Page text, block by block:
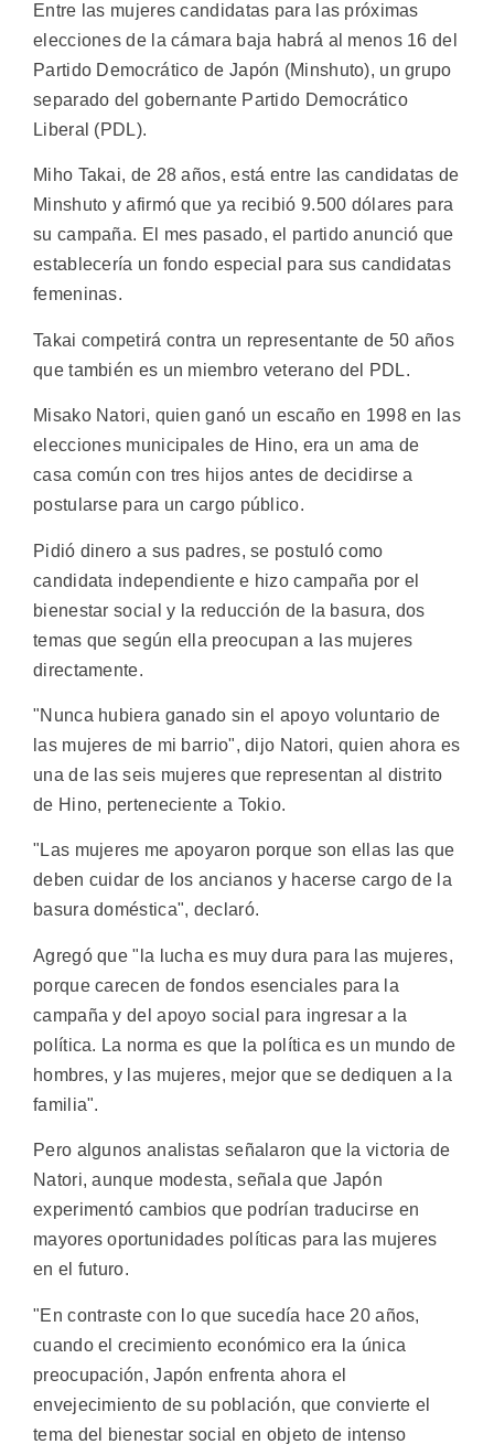
Entre las mujeres candidatas para las próximas
elecciones de la cámara baja habrá al menos 16 del
Partido Democrático de Japón (Minshuto), un grupo
separado del gobernante Partido Democrático
Liberal (PDL).
Miho Takai, de 28 años, está entre las candidatas de
Minshuto y afirmó que ya recibió 9.500 dólares para
su campaña. El mes pasado, el partido anunció que
establecería un fondo especial para sus candidatas
femeninas.
Takai competirá contra un representante de 50 años
que también es un miembro veterano del PDL.
Misako Natori, quien ganó un escaño en 1998 en las
elecciones municipales de Hino, era un ama de
casa común con tres hijos antes de decidirse a
postularse para un cargo público.
Pidió dinero a sus padres, se postuló como
candidata independiente e hizo campaña por el
bienestar social y la reducción de la basura, dos
temas que según ella preocupan a las mujeres
directamente.
"Nunca hubiera ganado sin el apoyo voluntario de
las mujeres de mi barrio", dijo Natori, quien ahora es
una de las seis mujeres que representan al distrito
de Hino, perteneciente a Tokio.
"Las mujeres me apoyaron porque son ellas las que
deben cuidar de los ancianos y hacerse cargo de la
basura doméstica", declaró.
Agregó que "la lucha es muy dura para las mujeres,
porque carecen de fondos esenciales para la
campaña y del apoyo social para ingresar a la
política. La norma es que la política es un mundo de
hombres, y las mujeres, mejor que se dediquen a la
familia".
Pero algunos analistas señalaron que la victoria de
Natori, aunque modesta, señala que Japón
experimentó cambios que podrían traducirse en
mayores oportunidades políticas para las mujeres
en el futuro.
"En contraste con lo que sucedía hace 20 años,
cuando el crecimiento económico era la única
preocupación, Japón enfrenta ahora el
envejecimiento de su población, que convierte el
tema del bienestar social en objeto de intenso